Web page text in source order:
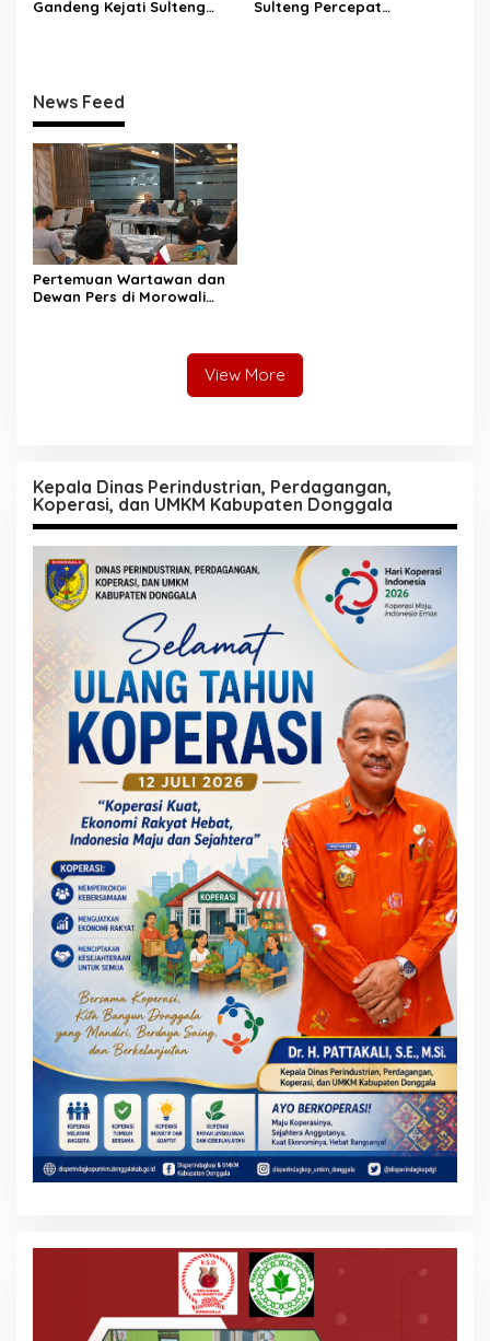
Gandeng Kejati Sulteng
Sulteng Percepat
News Feed
Pertemuan Wartawan dan
Dewan Pers di Morowali
View More
Kepala Dinas Perindustrian, Perdagangan,
Koperasi, dan UMKM Kabupaten Donggala